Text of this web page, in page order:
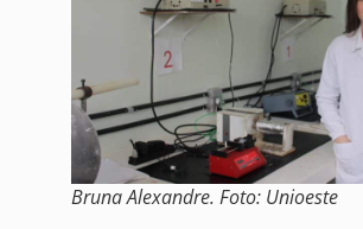
Bruna Alexandre. Foto: Unioeste